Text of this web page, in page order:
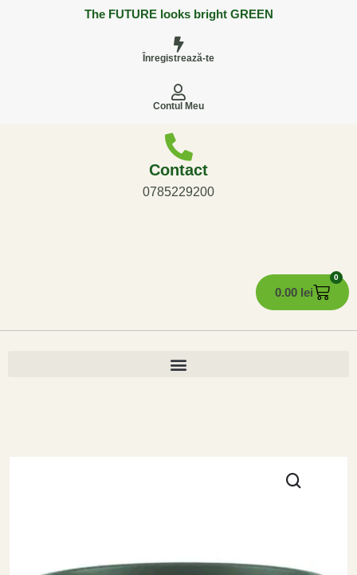
The FUTURE looks bright GREEN
Înregistrează-te
Contul Meu
Contact
0785229200
0.00 lei
0